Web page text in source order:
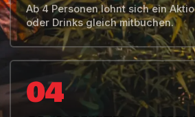
Ab 4 Personen lohnt sich ein
oder Drinks gleich mitbuchen.
04